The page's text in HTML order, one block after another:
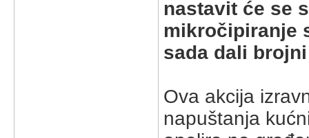
nastavit će se
mikročipiranje
sada dali
Ova akcija
napuštanja